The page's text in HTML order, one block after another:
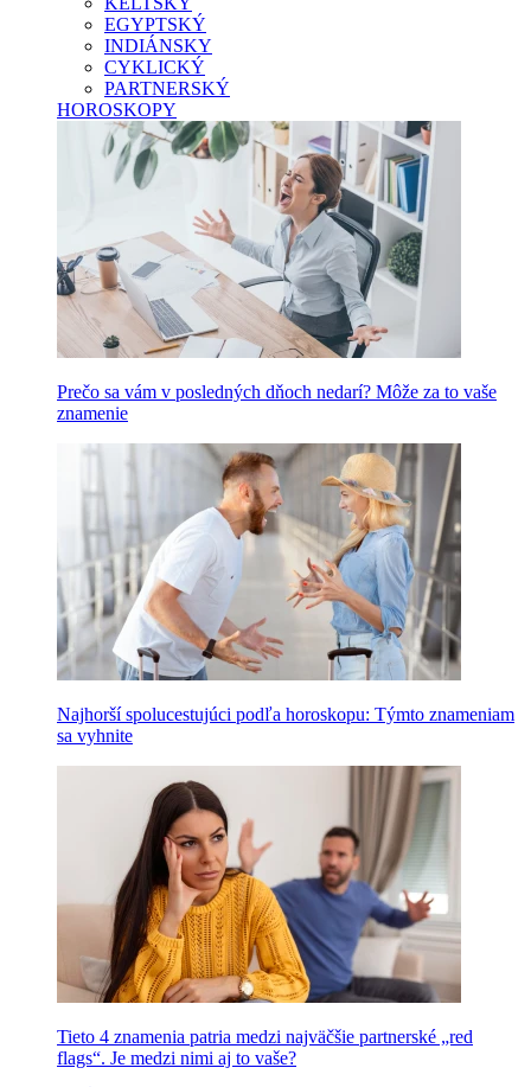
EGYPTSKÝ
INDIÁNSKY
CYKLICKÝ
PARTNERSKÝ
HOROSKOPY
Prečo sa vám v posledných dňoch nedarí? Môže za to vaše
znamenie
Najhorší spolucestujúci podľa horoskopu: Týmto znameniam
sa vyhnite
Tieto 4 znamenia patria medzi najväčšie partnerské „red
flags“. Je medzi nimi aj to vaše?